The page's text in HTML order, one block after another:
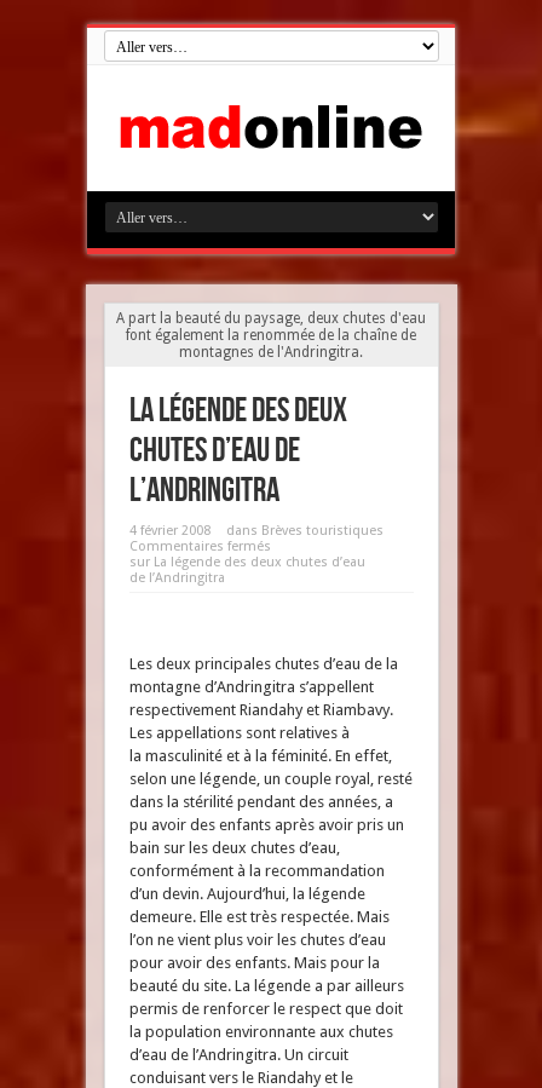
A part la beauté du paysage, deux chutes d'eau
font également la renommée de la chaîne de
montagnes de l'Andringitra.
La légende des deux
chutes d’eau de
l’Andringitra
4 février 2008 dans Brèves touristiques
Commentaires fermés
sur La légende des deux chutes d’eau
de l’Andringitra
Les deux principales chutes d’eau de la
montagne d’Andringitra s’appellent
respectivement Riandahy et Riambavy.
Les appellations sont relatives à
la masculinité et à la féminité. En effet,
selon une légende, un couple royal, resté
dans la stérilité pendant des années, a
pu avoir des enfants après avoir pris un
bain sur les deux chutes d’eau,
conformément à la recommandation
d’un devin. Aujourd’hui, la légende
demeure. Elle est très respectée. Mais
l’on ne vient plus voir les chutes d’eau
pour avoir des enfants. Mais pour la
beauté du site. La légende a par ailleurs
permis de renforcer le respect que doit
la population environnante aux chutes
d’eau de l’Andringitra. Un circuit
conduisant vers le Riandahy et le